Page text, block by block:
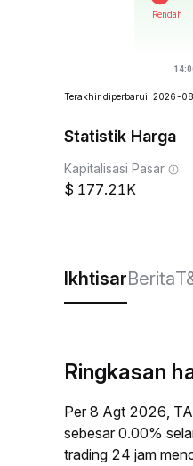
Terakhir diperbarui: 2026-
Statistik Harga
Kapitalisasi Pasar
177.21K
IkhtisarBerita
Ringkasan
Per 8 Agt 2026,
sebesar 0.00%
trading 24 jam